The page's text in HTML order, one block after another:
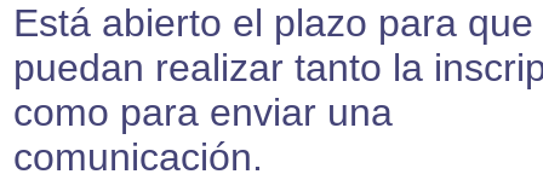
Está abierto el plazo para que
puedan realizar tanto la
como para enviar una
comunicación.